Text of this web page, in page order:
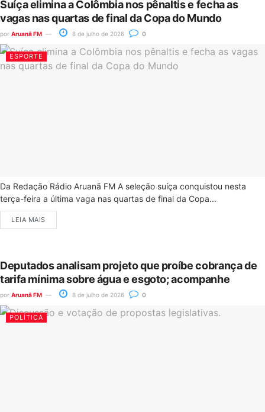
Suíça elimina a Colômbia nos pênaltis e fecha as
vagas nas quartas de final da Copa do Mundo
por Aruanã FM 8 de julho de 2026 0
ESPORTE
Da Redação Rádio Aruanã FM A seleção suíça conquistou nesta
terça-feira a última vaga nas quartas de final da Copa...
LEIA MAIS
Deputados analisam projeto que proíbe cobrança de
tarifa mínima sobre água e esgoto; acompanhe
por Aruanã FM 8 de julho de 2026 0
POLÍTICA